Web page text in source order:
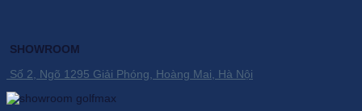
SHOWROOM
Số 2, Ngõ 1295 Giải Phóng, Hoàng Mai, Hà Nội